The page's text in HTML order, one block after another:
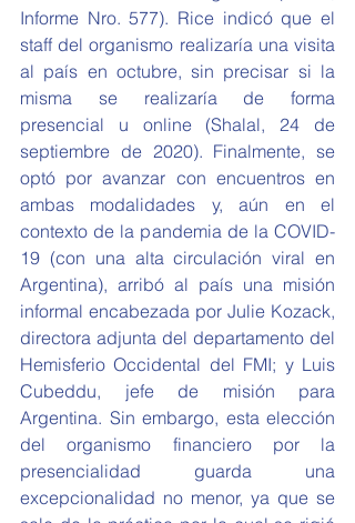
Informe Nro. 577). Rice indicó que el
staff del organismo realizaría una visita
al país en octubre, sin precisar si la
misma se realizaría de forma
presencial u online (Shalal, 24 de
septiembre de 2020). Finalmente, se
optó por avanzar con encuentros en
ambas modalidades y, aún en el
contexto de la pandemia de la COVID-
19 (con una alta circulación viral en
Argentina), arribó al país una misión
informal encabezada por Julie Kozack,
directora adjunta del departamento del
Hemisferio Occidental del FMI; y Luis
Cubeddu, jefe de misión para
Argentina. Sin embargo, esta elección
del organismo financiero por la
presencialidad guarda una
excepcionalidad no menor, ya que se